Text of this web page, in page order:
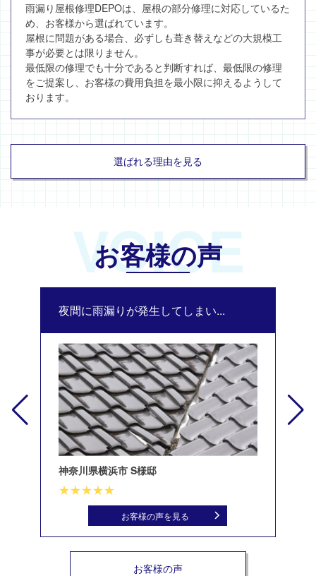
雨漏り屋根修理DEPOは、屋根の部分修理に対応しているた
め、お客様から選ばれています。
屋根に問題がある場合、必ずしも葺き替えなどの大規模工
事が必要とは限りません。
最低限の修理でも十分であると判断すれば、最低限の修理
をご提案し、お客様の費用負担を最小限に抑えるようして
おります。
選ばれる理由を見る
VOICE
お客様の声
夜間に雨漏りが発生してしまい...
神奈川県横浜市 S様邸
お客様の声を見る
お客様の声